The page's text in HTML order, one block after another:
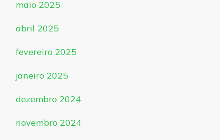
maio 2025
abril 2025
fevereiro 2025
janeiro 2025
dezembro 2024
novembro 2024